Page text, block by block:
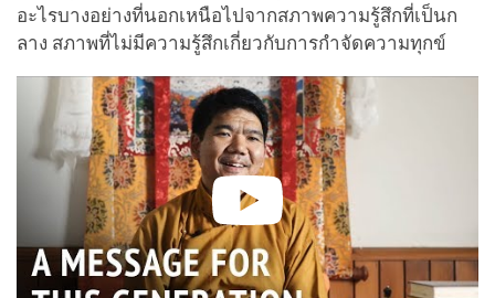
อะไรบางอย่างที่นอกเหนือไปจากสภาพความรู้สึกที่เป็นก
ลาง สภาพที่ไม่มีความรู้สึกเกี่ยวกับการกำจัดความทุกข์